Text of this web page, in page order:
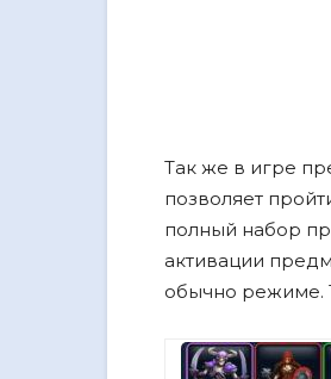
Так же в игре
позволяет
полный набор
активации
обычно режиме.